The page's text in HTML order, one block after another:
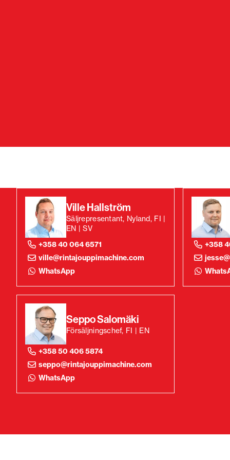
Ville Hallström
Säljrepresentant, Nyland, FI |
EN | SV
+358 40 064 6571
ville@rintajouppimachine.com
WhatsApp
+358
Seppo Salomäki
Försäljningschef, FI | EN
+358 50 406 5874
seppo@rintajouppimachine.com
WhatsApp